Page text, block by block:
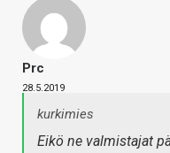
Prc
28.5.2019
kurkimies
Eikö ne valmistajat